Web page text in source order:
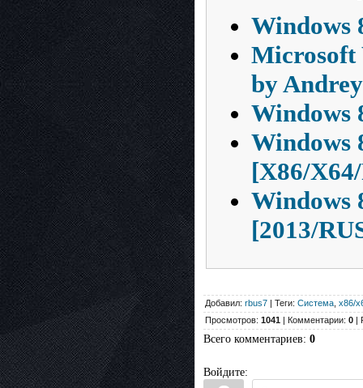
Windows
Microsoft
by
Windows
Windows
[X86/
Windows
[2013/
Добавил: rbus7 | Теги: Система x86/
Просмотров: 1041 | Комментарии: 0 |
Всего комментариев: 0
Войдите: